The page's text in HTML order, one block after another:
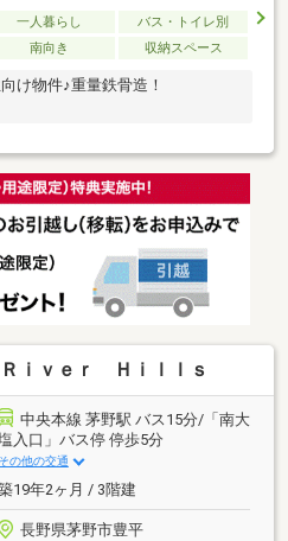
一人暮らし
バス・トイレ別
南向き 収納スペース
け物件♪重量鉄骨造！
ｉｖｅｒ Ｈｉｌｌｓ
中央本線 茅野駅 バス15分/「南大
入口」バス停 停歩5分
その他の交通
19年2ヶ月 / 3階建
長野県茅野市豊平